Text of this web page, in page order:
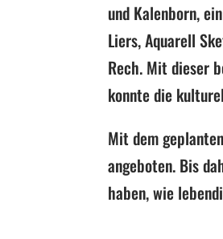
und Kalenborn,
Liers, Aquarell
Rech. Mit dieser
konnte die
Mit dem
angeboten. Bis
haben, wie